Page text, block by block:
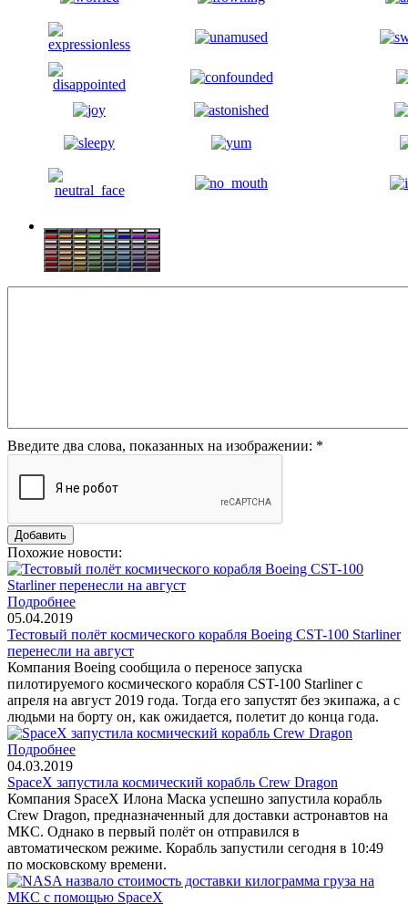
Введите два слова, показанных на изображении: *
Похожие новости:
Подробнее
05.04.2019
Тестовый полёт космического корабля Boeing CST-100 Starliner
перенесли на август
Компания Boeing сообщила о переносе запуска
пилотируемого космического корабля CST-100 Starliner с
апреля на август 2019 года. Тогда его запустят без экипажа, а с
людьми на борту он, как ожидается, полетит до конца года.
Подробнее
04.03.2019
SpaceX запустила космический корабль Crew Dragon
Компания SpaceX Илона Маска успешно запустила корабль
Crew Dragon, предназначенный для доставки астронавтов на
МКС. Однако в первый полёт он отправился в
автоматическом режиме. Корабль запустили сегодня в 10:49
по московскому времени.